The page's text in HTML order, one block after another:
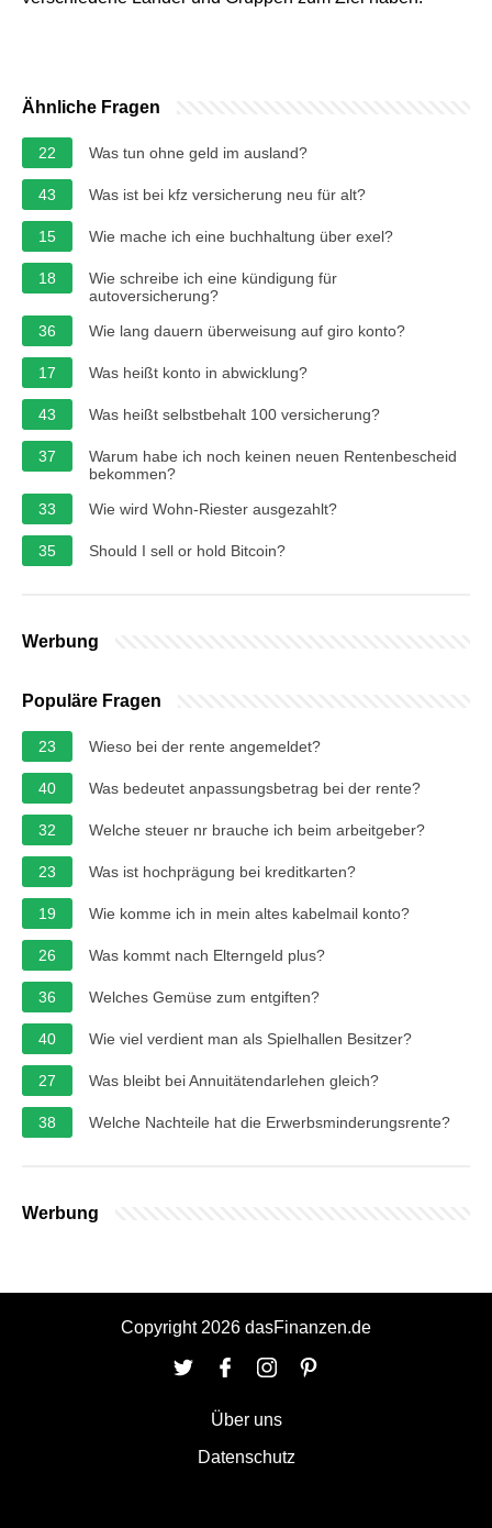
Ähnliche Fragen
22 Was tun ohne geld im ausland?
43 Was ist bei kfz versicherung neu für alt?
15 Wie mache ich eine buchhaltung über exel?
18
Wie schreibe ich eine kündigung für
autoversicherung?
36
Wie lang dauern überweisung auf giro konto?
17 Was heißt konto in abwicklung?
43 Was heißt selbstbehalt 100 versicherung?
37
Warum habe ich noch keinen neuen Rentenbescheid
bekommen?
33
Wie wird Wohn-Riester ausgezahlt?
35 Should I sell or hold Bitcoin?
Werbung
Populäre Fragen
23 Wieso bei der rente angemeldet?
40 Was bedeutet anpassungsbetrag bei der rente?
32 Welche steuer nr brauche ich beim arbeitgeber?
23 Was ist hochprägung bei kreditkarten?
19 Wie komme ich in mein altes kabelmail konto?
26 Was kommt nach Elterngeld plus?
36 Welches Gemüse zum entgiften?
40 Wie viel verdient man als Spielhallen Besitzer?
27 Was bleibt bei Annuitätendarlehen gleich?
38 Welche Nachteile hat die Erwerbsminderungsrente?
Werbung
Copyright 2026 dasFinanzen.de
Über uns
Datenschutz